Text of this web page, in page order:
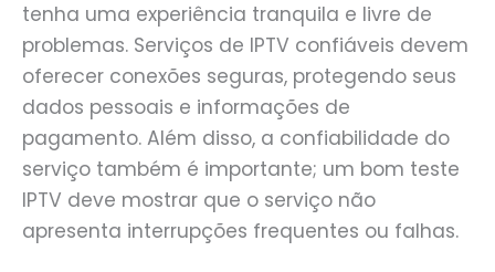
tenha uma experiência tranquila e livre de
problemas. Serviços de IPTV confiáveis devem
oferecer conexões seguras, protegendo seus
dados pessoais e informações de
pagamento. Além disso, a confiabilidade do
serviço também é importante; um bom teste
IPTV deve mostrar que o serviço não
apresenta interrupções frequentes ou falhas.